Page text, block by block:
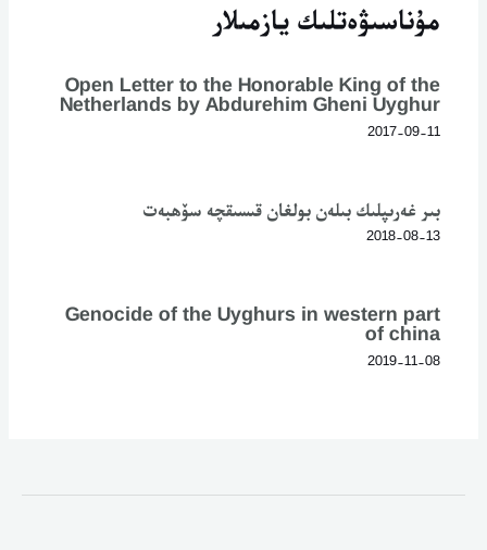
مۇناسىۋەتلىك يازمىلار
Open Letter to the Honorable King of the
Netherlands by Abdurehim Gheni Uyghur
2017-09-11
بىر غەرىپلىك بىلەن بولغان قىسىقچە سۆھبەت
2018-08-13
Genocide of the Uyghurs in western part
of china
2019-11-08